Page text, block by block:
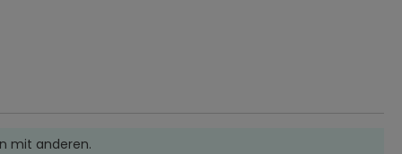
mit anderen.